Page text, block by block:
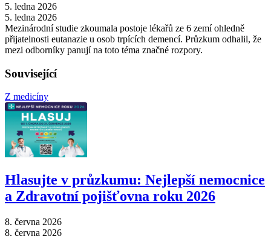
5. ledna 2026
5. ledna 2026
Mezinárodní studie zkoumala postoje lékařů ze 6 zemí ohledně
přijatelnosti eutanazie u osob trpících demencí. Průzkum odhalil, že
mezi odborníky panují na toto téma značné rozpory.
Související
Z medicíny
Hlasujte v průzkumu: Nejlepší nemocnice
a Zdravotní pojišťovna roku 2026
8. června 2026
8. června 2026